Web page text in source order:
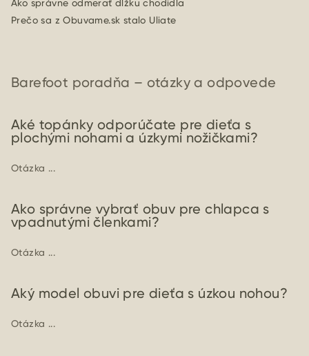
Ako správne odmerať dĺžku chodidla
Prečo sa z Obuvame.sk stalo Uliate
Barefoot poradňa – otázky a odpovede
Aké topánky odporúčate pre dieťa s
plochými nohami a úzkymi nožičkami?
Otázka ...
Ako správne vybrať obuv pre chlapca s
vpadnutými členkami?
Otázka ...
Aký model obuvi pre dieťa s úzkou nohou?
Otázka ...